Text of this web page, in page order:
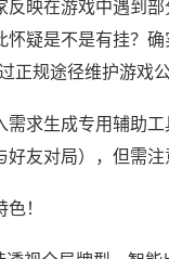
反映在游戏中遇到
疑是不是有挂？
正规途径维护游戏公
需求生成专用辅助
友对局），但需注
！